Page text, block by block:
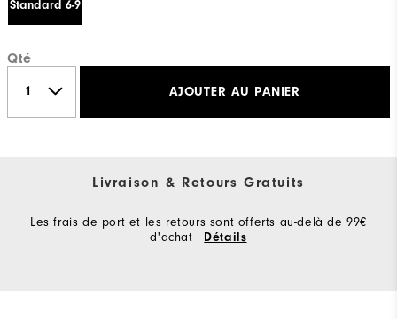
Standard 6-9
Qté
AJOUTER AU PANIER
Livraison & Retours Gratuits
Les frais de port et les retours sont offerts au-delà de 99€
d'achat
Détails